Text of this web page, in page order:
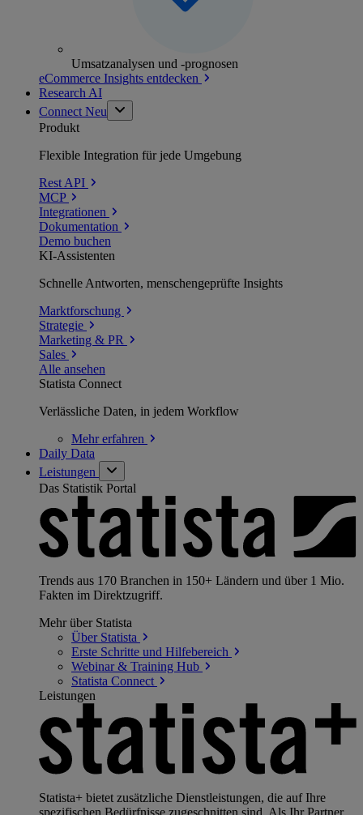
Umsatzanalysen und -prognosen
eCommerce Insights entdecken
Research AI
Connect Neu
Produkt
Flexible Integration für jede Umgebung
Rest API
MCP
Integrationen
Dokumentation
Demo buchen
KI-Assistenten
Schnelle Antworten, menschengeprüfte Insights
Marktforschung
Strategie
Marketing & PR
Sales
Alle ansehen
Statista Connect
Verlässliche Daten, in jedem Workflow
Mehrerfahren
Daily Data
Leistungen
Das Statistik Portal
Trends aus 170 Branchen in 150+ Ländern und über 1 Mio.
Fakten im Direktzugriff.
Mehr über Statista
Über Statista
Erste Schritte und Hilfebereich
Webinar & Training Hub
Statista Connect
Leistungen
Statista+ bietet zusätzliche Dienstleistungen, die auf Ihre
spezifischen Bedürfnisse zugeschnitten sind. Als Ihr Partner